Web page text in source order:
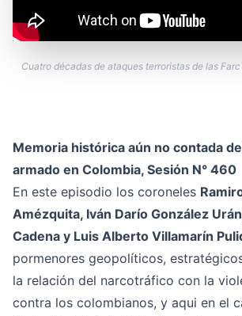
Cuatro décadas de ataques terroristas de las
Memoria histórica aún no contada
armado en Colombia, Sesión N° 460
En este episodio los coroneles
Amézquita, Iván Darío González
Cadena y Luis Alberto Villamarín
pormenores geopolíticos,
la relación del narcotráfico con la
contra los colombianos, y aqui en el